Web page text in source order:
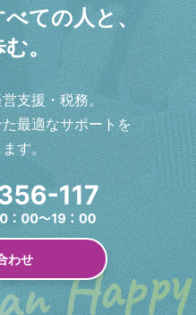
べての人と、
む。
支援・税務。
最適なサポートを
す。
わせ